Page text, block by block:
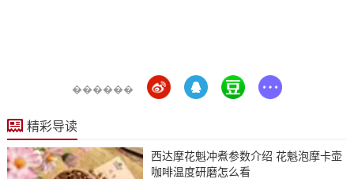
������
精彩导读
西达摩花魁冲煮参数介绍 花魁泡摩卡壶
咖啡温度研磨怎么看